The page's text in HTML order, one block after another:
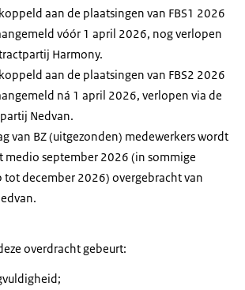
aan de plaatsingen van FBS1 2026
vóór 1 april 2026, nog verlopen
Harmony.
aan de plaatsingen van FBS2 2026
ná 1 april 2026, verlopen via de
Nedvan.
van BZ (uitgezonden) medewerkers wordt
medio september 2026 (in sommige
tot december 2026) overgebracht van
overdracht gebeurt: